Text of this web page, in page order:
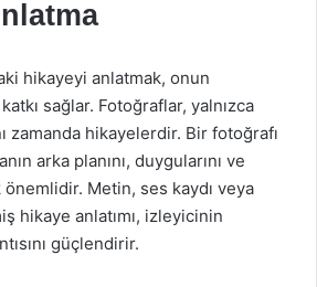
hikayeyi anlatmak, onun
sağlar. Fotoğraflar, yalnızca
zamanda hikayelerdir. Bir fotoğrafı
arka planını, duygularını ve
önemlidir. Metin, ses kaydı veya
hikaye anlatımı, izleyicinin
güçlendirir.